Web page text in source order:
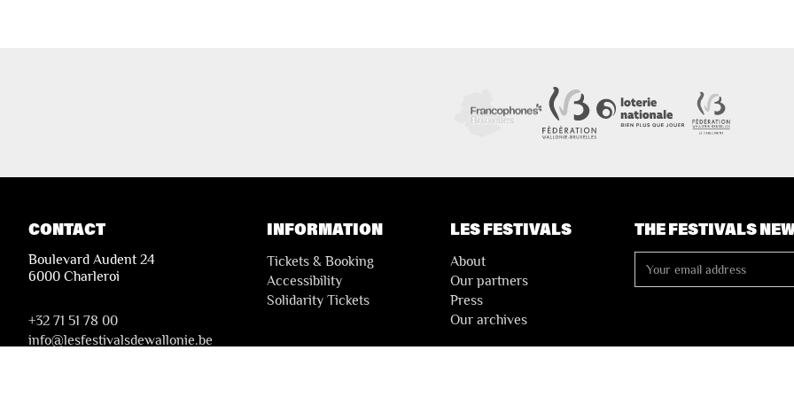
CONTACT
Boulevard Audent 24
6000 Charleroi
+32 71 51 78 00
info@lesfestivalsdewallonie.be
INFORMATION
Tickets & Booking
Accessibility
Solidarity Tickets
LES FESTIVALS
About
Our partners
Press
Our archives
THE FESTIVALS